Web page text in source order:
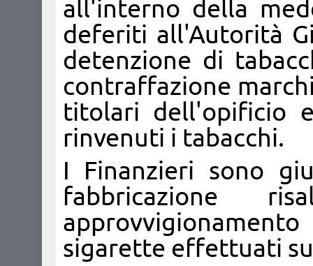
all'interno della
deferiti all'Autorità
detenzione di
contraffazione
titolari dell'opificio
rinvenuti i tabacchi.
I Finanzieri sono
fabbricazione
sigarette effettuati